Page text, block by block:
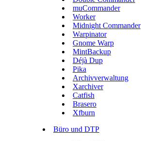
muCommander
Worker
Midnight Commander
Warpinator
Gnome Warp
MintBackup
Déjà Dup
Pika
Archivverwaltung
Xarchiver
Catfish
Brasero
Xfburn
Büro und DTP